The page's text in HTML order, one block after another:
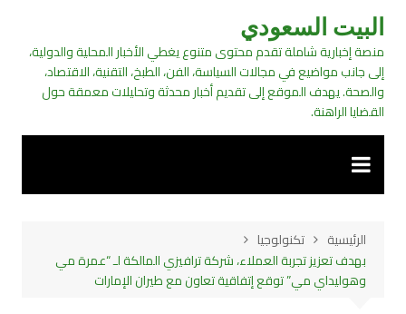
التجاوز
المحتوى
البيت السعودي
منصة إخبارية شاملة تقدم محتوى متنوع يغطي الأخبار المحلية والدولية،
إلى جانب مواضيع في مجالات السياسة، الفن، الطبخ، التقنية، الاقتصاد،
والصحة. يهدف الموقع إلى تقديم أخبار محدثة وتحليلات معمقة حول
القضايا الراهنة.
الرئيسية
تكنولوجيا
بهدف تعزيز تجربة العملاء، شركة ترافيزي المالكة لـ “عمرة مي
وهوليداي مي” توقع إتفاقية تعاون مع طيران الإمارات